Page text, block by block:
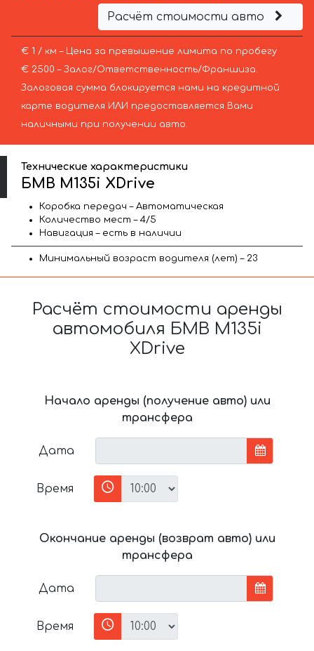
Расчёт стоимости авто
€ 1 / км – Цена за превышение лимита по пробегу
€ 2500 – Залог/Ответственность/Франшиза.
Залоговая сумма блокируется нами на кредитной
карте водителя ИЛИ предоставляется Вами
наличными при получении авто.
Технические характеристики
БМВ M135i XDrive
Коробка передач – Автоматическая
Количество мест – 4/5
Навигация – есть в наличии
Минимальный возраст водителя (лет) – 23
Расчёт стоимости аренды
автомобиля БМВ M135i
XDrive
Начало аренды (получение авто) или
трансфера
Дата
Время
Окончание аренды (возврат авто) или
трансфера
Дата
Время